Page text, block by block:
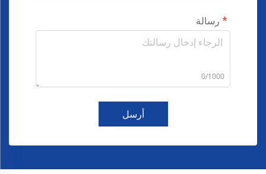
رسالة
0/1000
أرسل